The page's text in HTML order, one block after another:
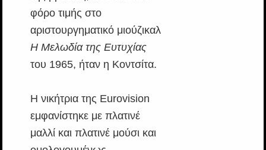
φόρο τιμής στο
αριστουργηματικό μιούζικαλ
Η Μελωδία της Ευτυχίας
του 1965, ήταν η Κοντσίτα.
Η νικήτρια της Eurovision
εμφανίστηκε με πλατινέ
μαλλί και πλατινέ μούσι και